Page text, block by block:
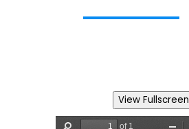
View Fullscreen